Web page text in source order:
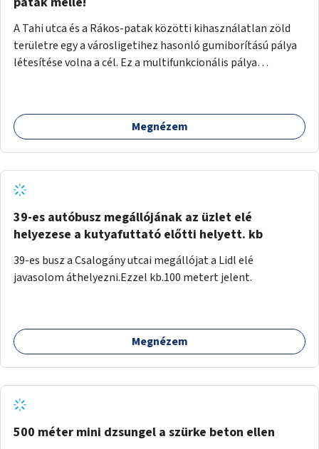
A Tahi utca és a Rákos-patak közötti kihasználatlan zöld
területre egy a városligetihez hasonló gumiborítású pálya
létesítése volna a cél. Ez a multifunkcionális pálya
Megnézem
39-es autóbusz megállójának az üzlet elé
helyezese a kutyafuttató előtti helyett. kb
39-es busz a Csalogány utcai megállójat a Lidl elé
javasolom áthelyezni.Ezzel kb.100 metert jelent.
Megnézem
500 méter mini dzsungel a szürke beton ellen